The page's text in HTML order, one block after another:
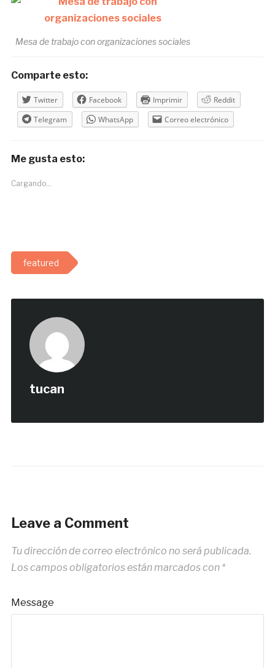
Mesa de trabajo con organizaciones sociales
Comparte esto:
Twitter Facebook Imprimir
Reddit
Telegram
WhatsApp Correo electrónico
Me gusta esto:
Cargando...
featured
tucan
Leave a Comment
Tu dirección de correo electrónico no será publicada.
Los campos obligatorios están marcados con *
Message